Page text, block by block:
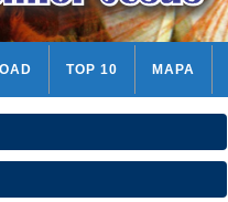
TOP 10 MAPA